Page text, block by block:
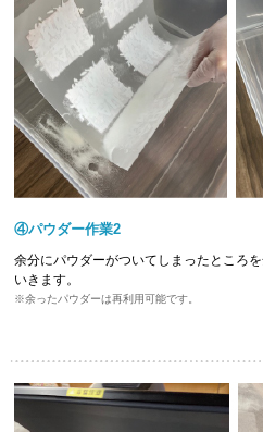
④パウダー作業2
余分にパウダーがついてしまったところ
いきます。
余ったパウダーは再利用可能です。